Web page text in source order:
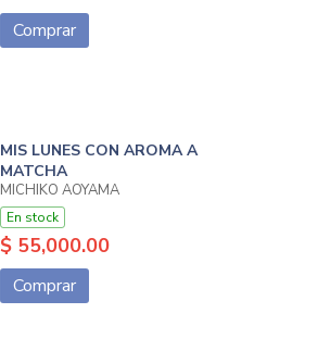
Comprar
MIS LUNES CON AROMA A
MATCHA
MICHIKO AOYAMA
En stock
$ 55,000.00
Comprar